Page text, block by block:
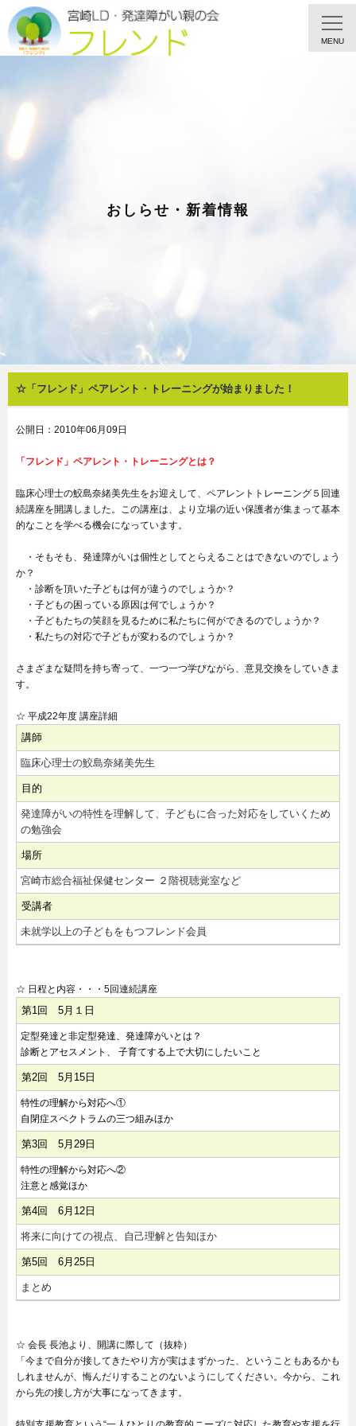
おしらせ・新着情報
☆「フレンド」ペアレント・トレーニングが始まりました！
公開日：2010年06月09日
「フレンド」ペアレント・トレーニングとは？
臨床心理士の鮫島奈緒美先生をお迎えして、ペアレントトレーニング５回連
続講座を開講しました。この講座は、より立場の近い保護者が集まって基本
的なことを学べる機会になっています。
・そもそも、発達障がいは個性としてとらえることはできないのでしょう
か？
・診断を頂いた子どもは何が違うのでしょうか？
・子どもの困っている原因は何でしょうか？
・子どもたちの笑顔を見るために私たちに何ができるのでしょうか？
・私たちの対応で子どもが変わるのでしょうか？
さまざまな疑問を持ち寄って、一つ一つ学びながら、意見交換をしていきま
す。
☆ 平成22年度 講座詳細
講師
臨床心理士の鮫島奈緒美先生
目的
発達障がいの特性を理解して、子どもに合った対応をしていくため
の勉強会
場所
宮崎市総合福祉保健センター ２階視聴覚室など
受講者
未就学以上の子どもをもつフレンド会員
☆ 日程と内容・・・5回連続講座
第1回 5月１日
定型発達と非定型発達、発達障がいとは？
診断とアセスメント、 子育てする上で大切にしたいこと
第2回 5月15日
特性の理解から対応へ①
自閉症スペクトラムの三つ組みほか
第3回 5月29日
特性の理解から対応へ②
注意と感覚ほか
第4回 6月12日
将来に向けての視点、自己理解と告知ほか
第5回 6月25日
まとめ
☆ 会長 長池より、開講に際して（抜粋）
「今まで自分が接してきたやり方が実はまずかった、ということもあるかも
しれませんが、悔んだりすることのないようにしてください。今から、これ
から先の接し方が大事になってきます。
MENU